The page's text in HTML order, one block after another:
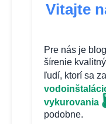
Vitajte
Pre nás je
šírenie
ľudí, ktorí sa
vykurovania
podobne.